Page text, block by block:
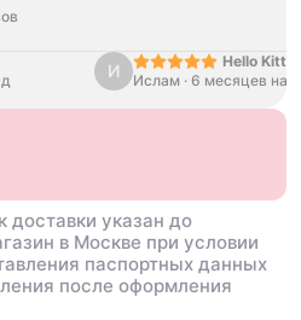
И
Hello Kitty
Black
Ислам · 6 месяцев
доставки указан до
в Москве при условии
паспортных данных
после оформления